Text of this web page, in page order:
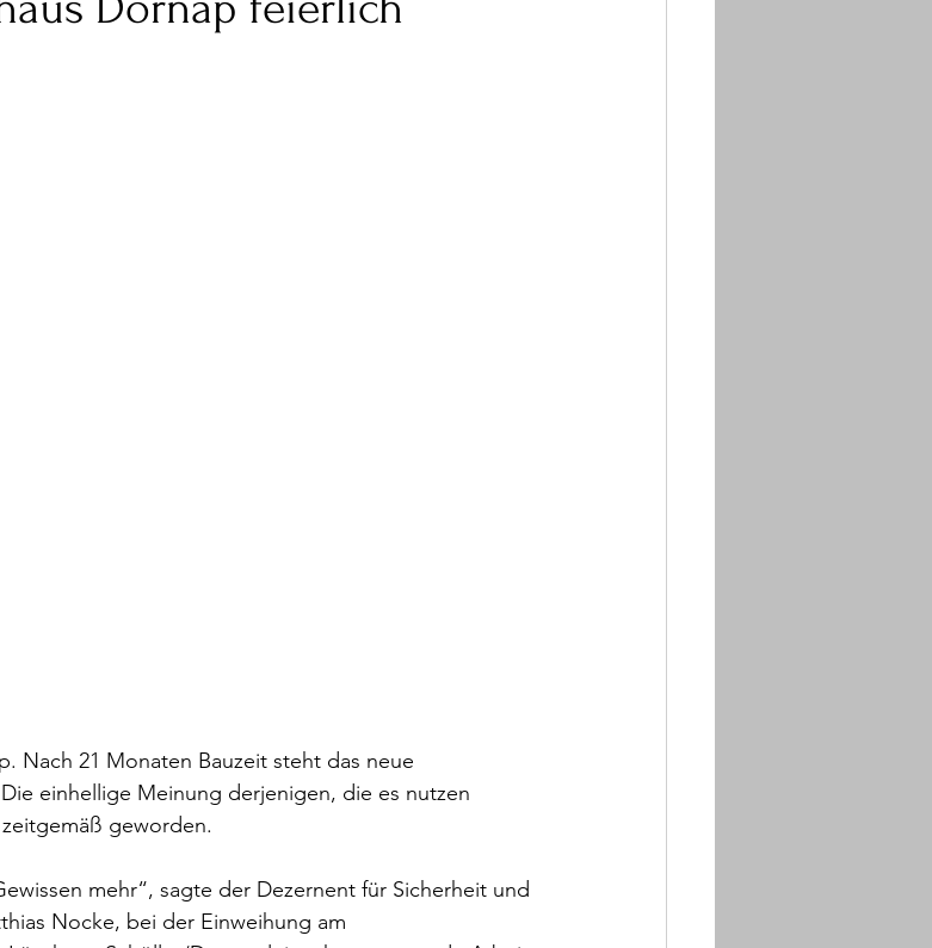
Nach 21 Monaten Bauzeit steht das neue
einhellige Meinung derjenigen, die es nutzen
geworden.
mehr“, sagte der Dezernent für Sicherheit und
Nocke, bei der Einweihung am